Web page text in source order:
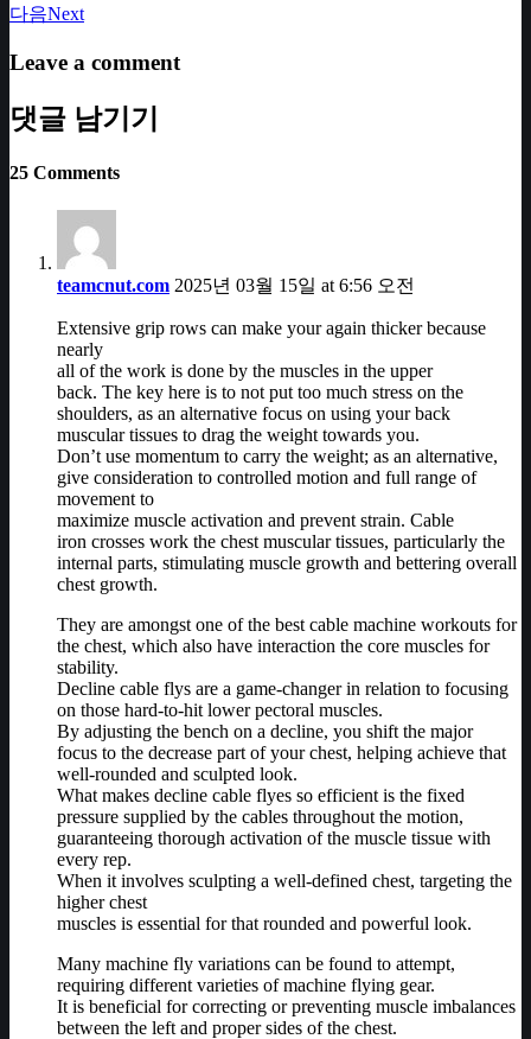
다음Next
Leave a comment
댓글 남기기
25 Comments
teamcnut.com 2025년 03월 15일 at 6:56 오전
Extensive grip rows can make your again thicker because
nearly
all of the work is done by the muscles in the upper
back. The key here is to not put too much stress on the
shoulders, as an alternative focus on using your back
muscular tissues to drag the weight towards you.
Don’t use momentum to carry the weight; as an alternative,
give consideration to controlled motion and full range of
movement to
maximize muscle activation and prevent strain. Cable
iron crosses work the chest muscular tissues, particularly the
internal parts, stimulating muscle growth and bettering overall
chest growth.
They are amongst one of the best cable machine workouts for
the chest, which also have interaction the core muscles for
stability.
Decline cable flys are a game-changer in relation to focusing
on those hard-to-hit lower pectoral muscles.
By adjusting the bench on a decline, you shift the major
focus to the decrease part of your chest, helping achieve that
well-rounded and sculpted look.
What makes decline cable flyes so efficient is the fixed
pressure supplied by the cables throughout the motion,
guaranteeing thorough activation of the muscle tissue with
every rep.
When it involves sculpting a well-defined chest, targeting the
higher chest
muscles is essential for that rounded and powerful look.
Many machine fly variations can be found to attempt,
requiring different varieties of machine flying gear.
It is beneficial for correcting or preventing muscle imbalances
between the left and proper sides of the chest.